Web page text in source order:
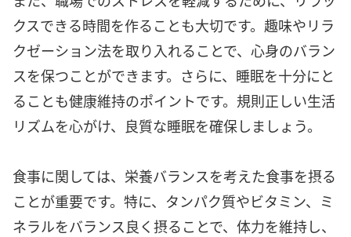
クスできる時間を作ることも大切です。趣味やリラ
クゼーション法を取り入れることで、心身のバラン
スを保つことができます。さらに、睡眠を十分にと
ることも健康維持のポイントです。規則正しい生活
リズムを心がけ、良質な睡眠を確保しましょう。
食事に関しては、栄養バランスを考えた食事を摂る
ことが重要です。特に、タンパク質やビタミン、ミ
ネラルをバランス良く摂ることで、体力を維持し、